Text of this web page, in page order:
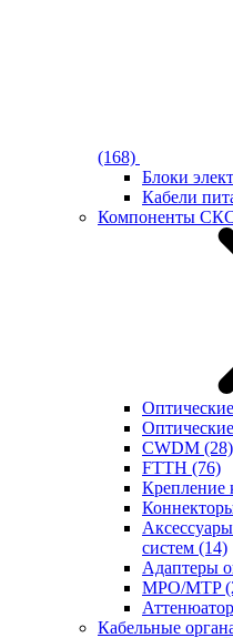
(168)
Блоки
Кабели
Компоненты СКС
CWDM (28)
FTTH (76)
Крепление
систем (14)
Адаптеры
MPO/MTP
Кабельные